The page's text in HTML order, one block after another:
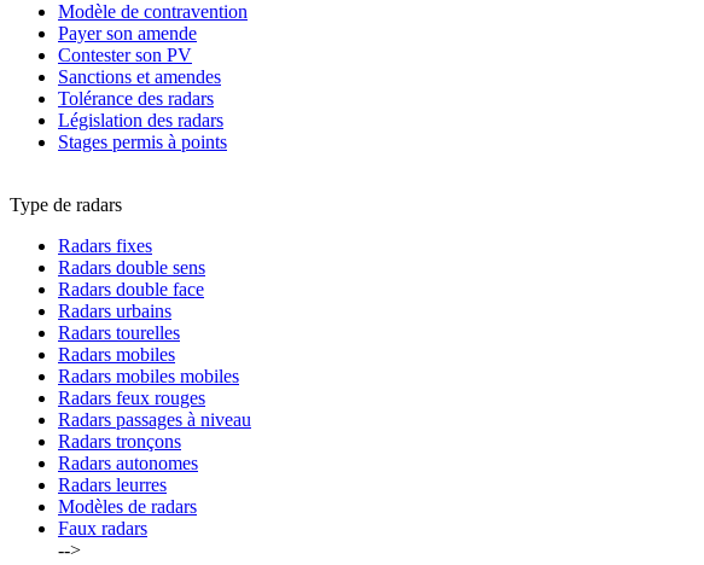
Modèle de contravention
Payer son amende
Contester son PV
Sanctions et amendes
Tolérance des radars
Législation des radars
Stages permis à points
Type de radars
Radars fixes
Radars double sens
Radars double face
Radars urbains
Radars tourelles
Radars mobiles
Radars mobiles mobiles
Radars feux rouges
Radars passages à niveau
Radars tronçons
Radars autonomes
Radars leurres
Modèles de radars
Faux radars
-->